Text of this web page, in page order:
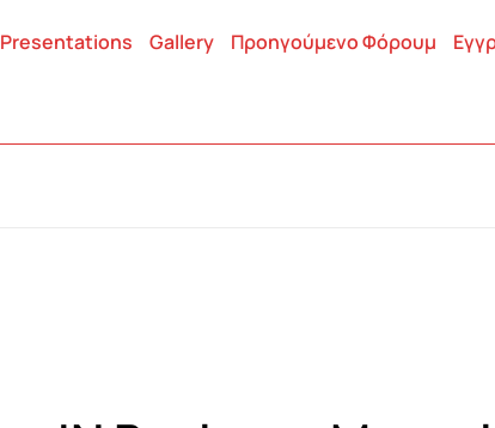
Presentations Gallery Προηγούμενο Φόρουμ